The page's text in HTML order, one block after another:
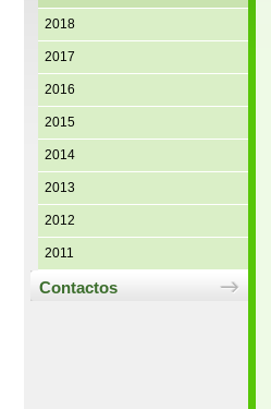
2018
2017
2016
2015
2014
2013
2012
2011
Contactos